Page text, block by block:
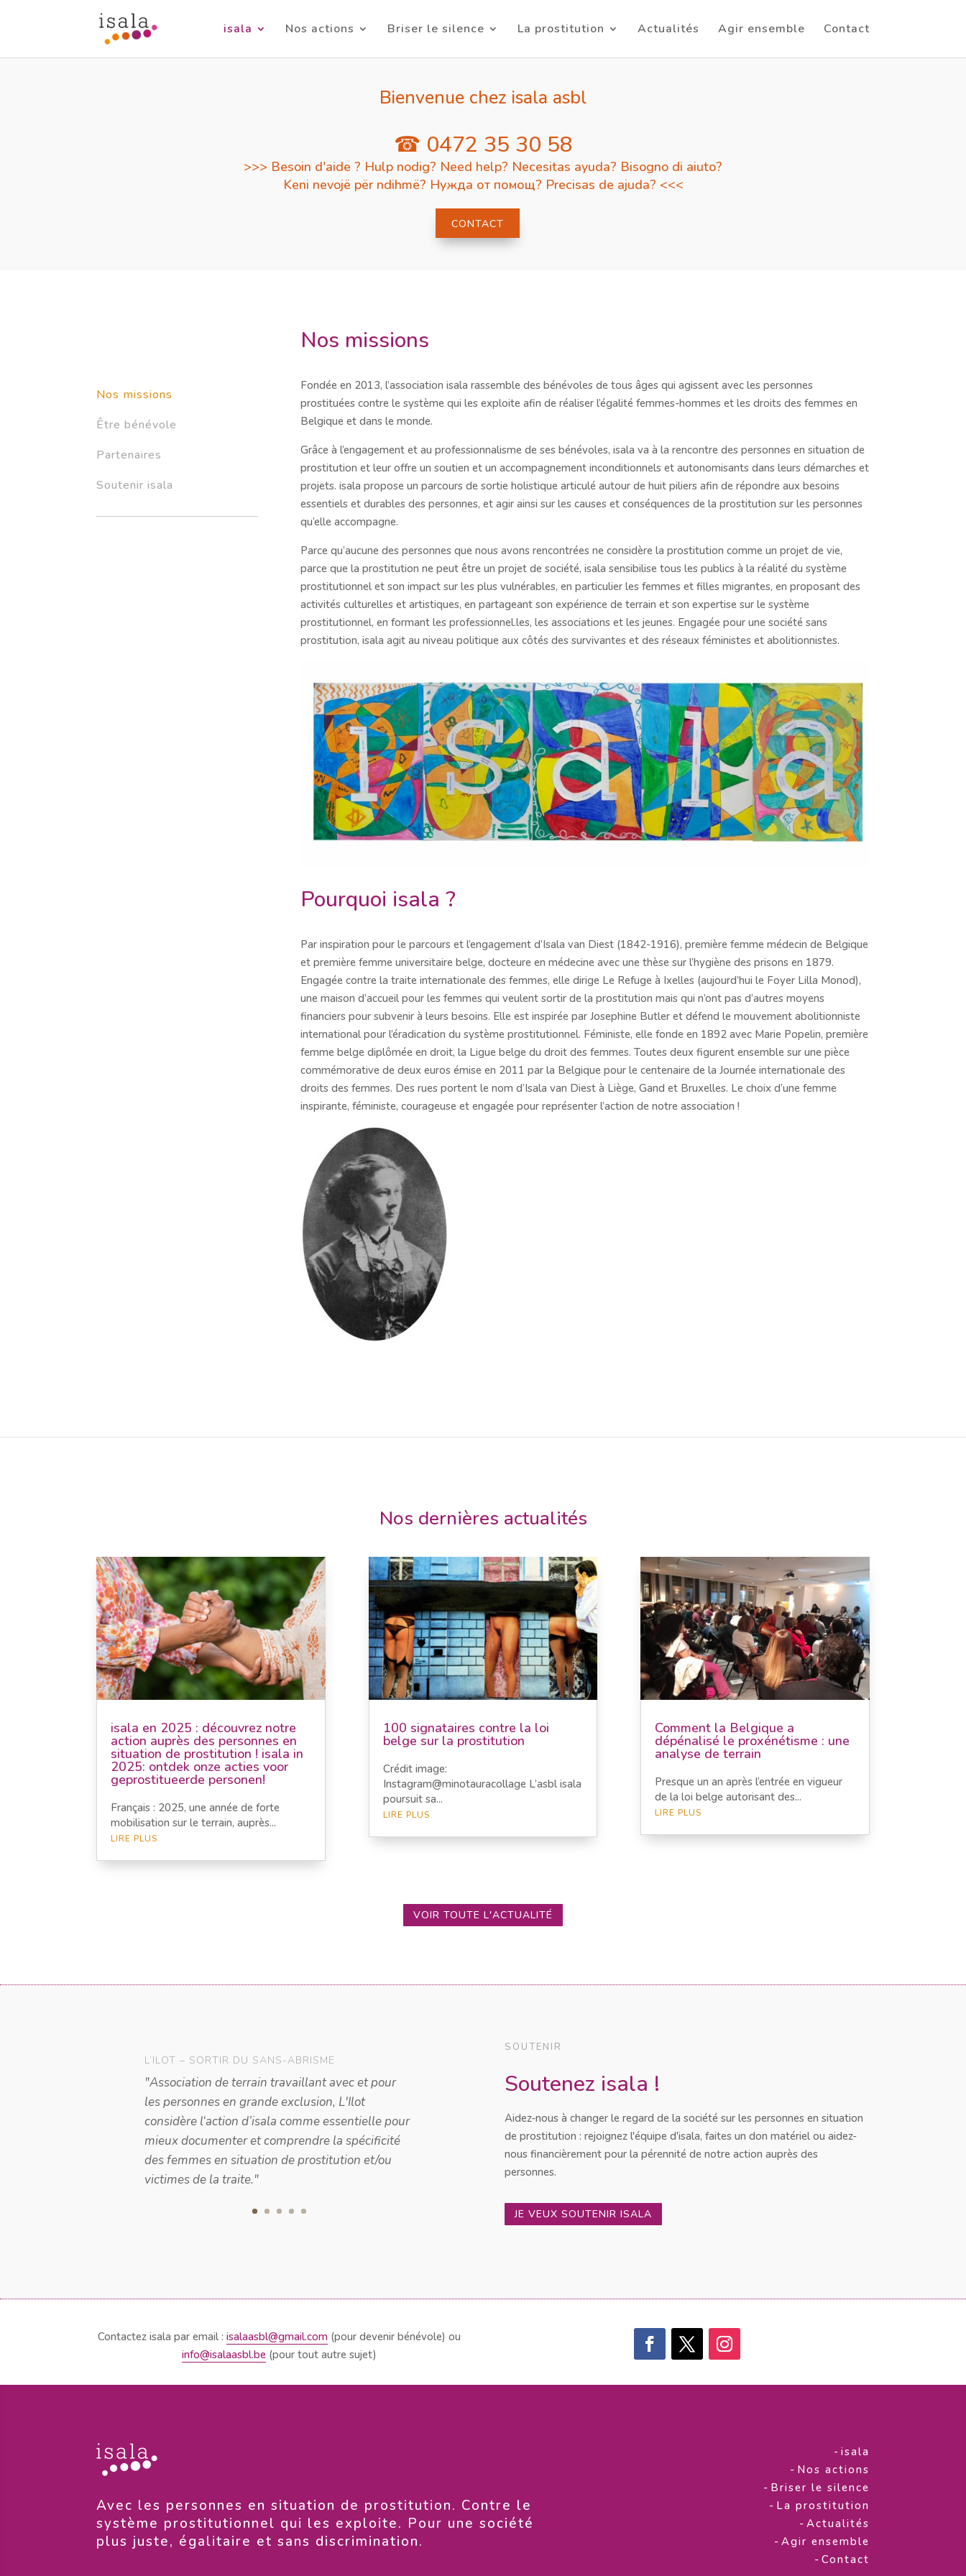
isala Nos actions Briser le silence La prostitution Actualités Agir ensemble Contact
Bienvenue chez isala asbl
☎ 0472 35 30 58
>>> Besoin d'aide ? Hulp nodig? Need help? Necesitas ayuda? Bisogno di aiuto?
Keni nevojë për ndihmë? Нужда от помощ? Precisas de ajuda? <<<
CONTACT
Nos missions
Être bénévole
Partenaires
Soutenir isala
Nos missions
Fondée en 2013, l’association isala rassemble des bénévoles de tous âges qui agissent avec les personnes
prostituées contre le système qui les exploite afin de réaliser l’égalité femmes-hommes et les droits des femmes en
Belgique et dans le monde.
Grâce à l’engagement et au professionnalisme de ses bénévoles, isala va à la rencontre des personnes en situation de
prostitution et leur offre un soutien et un accompagnement inconditionnels et autonomisants dans leurs démarches et
projets. isala propose un parcours de sortie holistique articulé autour de huit piliers afin de répondre aux besoins
essentiels et durables des personnes, et agir ainsi sur les causes et conséquences de la prostitution sur les personnes
qu’elle accompagne.
Parce qu’aucune des personnes que nous avons rencontrées ne considère la prostitution comme un projet de vie,
parce que la prostitution ne peut être un projet de société, isala sensibilise tous les publics à la réalité du système
prostitutionnel et son impact sur les plus vulnérables, en particulier les femmes et filles migrantes, en proposant des
activités culturelles et artistiques, en partageant son expérience de terrain et son expertise sur le système
prostitutionnel, en formant les professionnel.les, les associations et les jeunes. Engagée pour une société sans
prostitution, isala agit au niveau politique aux côtés des survivantes et des réseaux féministes et abolitionnistes.
Pourquoi isala ?
Par inspiration pour le parcours et l’engagement d’Isala van Diest (1842-1916), première femme médecin de Belgique
et première femme universitaire belge, docteure en médecine avec une thèse sur l’hygiène des prisons en 1879.
Engagée contre la traite internationale des femmes, elle dirige Le Refuge à Ixelles (aujourd’hui le Foyer Lilla Monod),
une maison d’accueil pour les femmes qui veulent sortir de la prostitution mais qui n’ont pas d’autres moyens
financiers pour subvenir à leurs besoins. Elle est inspirée par Josephine Butler et défend le mouvement abolitionniste
international pour l’éradication du système prostitutionnel. Féministe, elle fonde en 1892 avec Marie Popelin, première
femme belge diplômée en droit, la Ligue belge du droit des femmes. Toutes deux figurent ensemble sur une pièce
commémorative de deux euros émise en 2011 par la Belgique pour le centenaire de la Journée internationale des
droits des femmes. Des rues portent le nom d’Isala van Diest à Liège, Gand et Bruxelles. Le choix d’une femme
inspirante, féministe, courageuse et engagée pour représenter l’action de notre association !
Nos dernières actualités
isala en 2025 : découvrez notre
action auprès des personnes en
situation de prostitution ! isala in
2025: ontdek onze acties voor
geprostitueerde personen!
Français : 2025, une année de forte
mobilisation sur le terrain, auprès...
LIRE PLUS
100 signataires contre la loi
belge sur la prostitution
Crédit image:
Instagram@minotauracollage L’asbl isala
poursuit sa...
LIRE PLUS
Comment la Belgique a
dépénalisé le proxénétisme : une
analyse de terrain
Presque un an après l’entrée en vigueur
de la loi belge autorisant des...
LIRE PLUS
VOIR TOUTE L'ACTUALITÉ
SOUTENIR
Soutenez isala !
Aidez-nous à changer le regard de la société sur les personnes en situation
de prostitution : rejoignez l'équipe d'isala, faites un don matériel ou aidez-
nous financièrement pour la pérennité de notre action auprès des
personnes.
JE VEUX SOUTENIR ISALA
Contactez isala par email : isalaasbl@gmail.com (pour devenir bénévole) ou
info@isalaasbl.be(pour tout autre sujet)
​Avec les personnes en situation de prostitution. Contre le
système prostitutionnel qui les exploite. Pour une société
plus juste, égalitaire et sans discrimination.
- isala
- Nos actions
- Briser le silence
- La prostitution
- Actualités
- Agir ensemble
- Contact